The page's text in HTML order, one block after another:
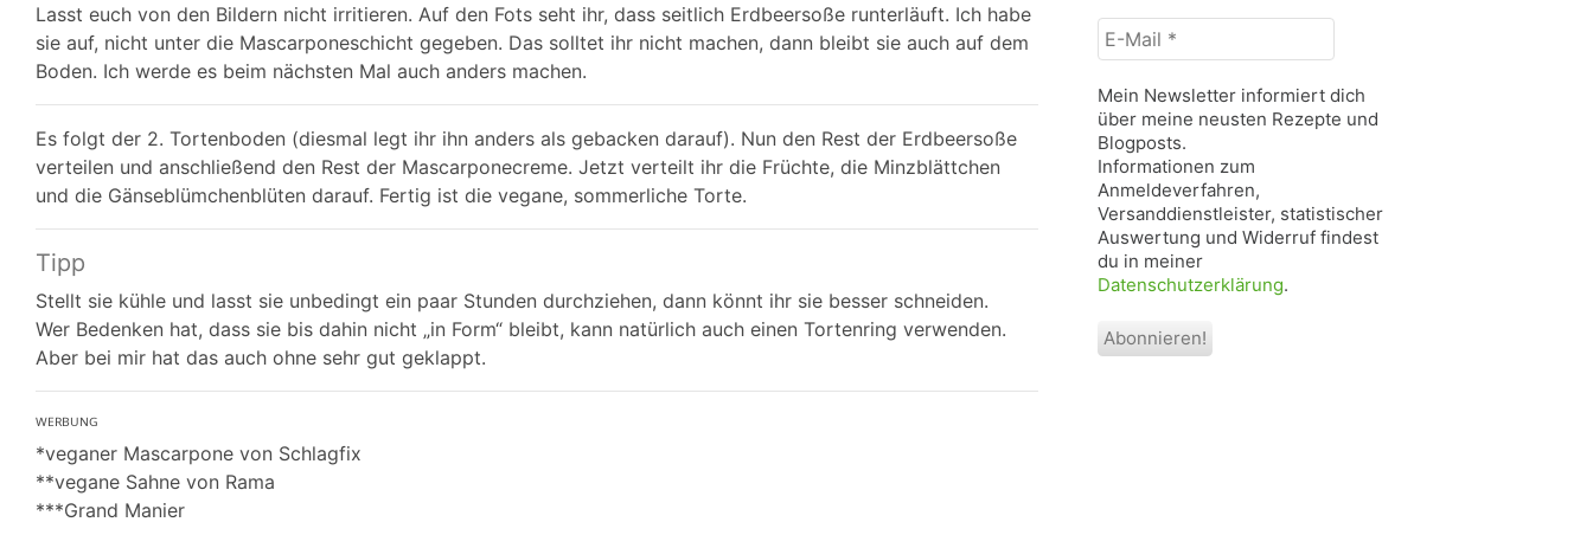
Lasst euch von den Bildern nicht irritieren. Auf den Fots seht ihr, dass seitlich Erdbeersoße runterläuft. Ich habe
sie auf, nicht unter die Mascarponeschicht gegeben. Das solltet ihr nicht machen, dann bleibt sie auch auf dem
Boden. Ich werde es beim nächsten Mal auch anders machen.
Es folgt der 2. Tortenboden (diesmal legt ihr ihn anders als gebacken darauf). Nun den Rest der Erdbeersoße
verteilen und anschließend den Rest der Mascarponecreme. Jetzt verteilt ihr die Früchte, die Minzblättchen
und die Gänseblümchenblüten darauf. Fertig ist die vegane, sommerliche Torte.
Tipp
Stellt sie kühle und lasst sie unbedingt ein paar Stunden durchziehen, dann könnt ihr sie besser schneiden.
Wer Bedenken hat, dass sie bis dahin nicht „in Form“ bleibt, kann natürlich auch einen Tortenring verwenden.
Aber bei mir hat das auch ohne sehr gut geklappt.
ᵂᴱᴿᴮᵁᴺᴳ
*veganer Mascarpone von Schlagfix
**vegane Sahne von Rama
***Grand Manier
E-
Mail
Mein Newsletter informiert dich
über meine neusten Rezepte und
Blogposts.
Informationen zum
Anmeldeverfahren,
Versanddienstleister, statistischer
Auswertung und Widerruf findest
du in meiner
Datenschutzerklärung.